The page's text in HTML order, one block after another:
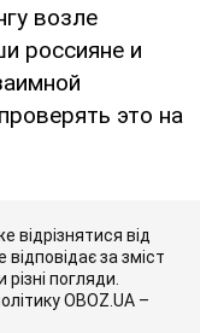
возле
россияне и
это на
відрізнятися від
за зміст
погляди.
OBOZ.UA –